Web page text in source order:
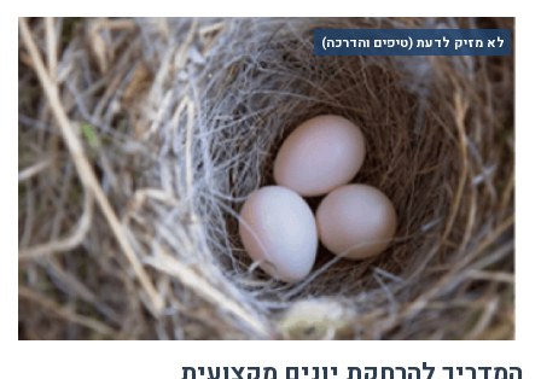
לא מזיק לדעת (טיפים והדרכה)